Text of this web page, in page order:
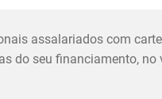
assalariados com
do seu financiamento, no